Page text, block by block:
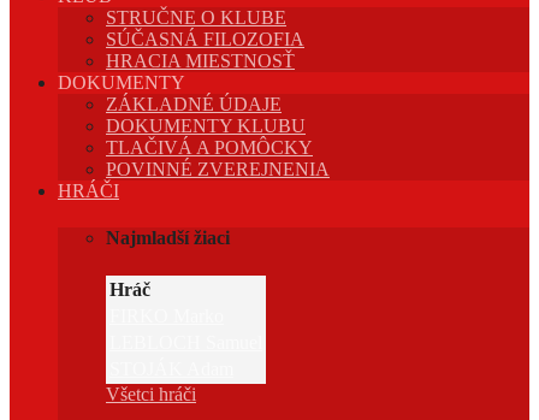
STRUČNE O KLUBE
SÚČASNÁ FILOZOFIA
HRACIA MIESTNOSŤ
DOKUMENTY
ZÁKLADNÉ ÚDAJE
DOKUMENTY KLUBU
TLAČIVÁ A POMÔCKY
POVINNÉ ZVEREJNENIA
HRÁČI
Najmladší žiaci
Hráč
Všetci hráči